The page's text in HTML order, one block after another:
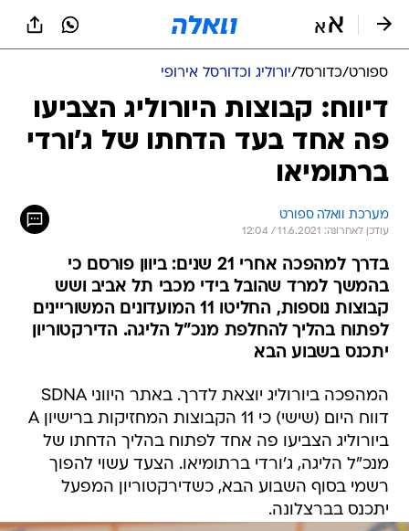
ספורט/כדורסל/יורוליג וכדורסל אירופי
דיווח: קבוצות היורוליג הצביעו
פה אחד בעד הדחתו של ג'ורדי
ברתומיאו
מערכת וואלה ספורט
עודכן לאחרונה: 11.6.2021 / 12:04
בדרך למהפכה אחרי 21 שנים: ביוון פורסם כי
בהמשך למרד שהובל בידי מכבי תל אביב ושש
קבוצות נוספות, החליטו 11 המועדונים המשוריינים
לפתוח בהליך להחלפת מנכ"ל הליגה. הדירקטוריון
יתכנס בשבוע הבא
המהפכה ביורוליג יוצאת לדרך. באתר היווני SDNA
דווח היום (שישי) כי 11 הקבוצות המחזיקות ברישיון A
ביורוליג הצביעו פה אחד לפתוח בהליך הדחתו של
מנכ"ל הליגה, ג'ורדי ברתומיאו. הצעד עשוי להפוך
רשמי בסוף השבוע הבא, כשדירקטוריון המפעל
יתכנס בברצלונה.